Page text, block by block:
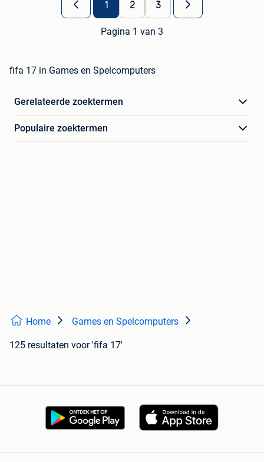
1 2 3
Pagina 1 van 3
fifa 17 in Games en Spelcomputers
Gerelateerde zoektermen
Populaire zoektermen
Home Games en Spelcomputers
125 resultaten voor 'fifa 17'